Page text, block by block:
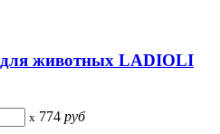
для животных LADIOLI
x 774 руб